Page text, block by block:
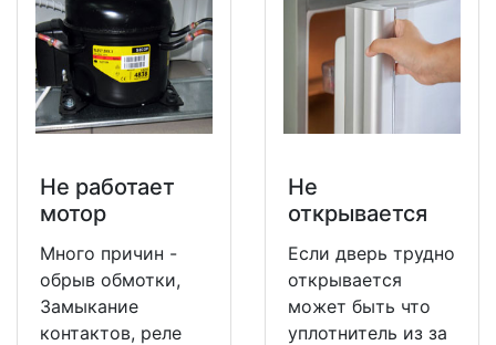
Не работает
мотор
Много причин -
обрыв обмотки,
Замыкание
контактов, реле
Не
открывается
Если дверь трудно
открывается
может быть что
уплотнитель из за